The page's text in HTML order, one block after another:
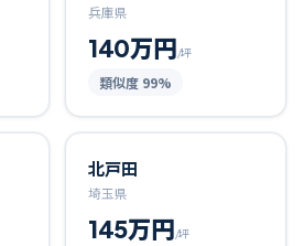
兵庫県
140万円/坪
類似度 99%
北戸田
埼玉県
145万円/坪